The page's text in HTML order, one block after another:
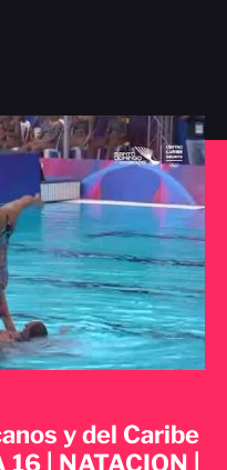
y del Caribe
| NATACION |